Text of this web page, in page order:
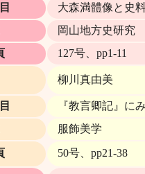
大森満體像と史
岡山地方史研究
127号、pp1‐11
柳川真由美
『教言卿記』に
服飾美学
50号、pp21‐38